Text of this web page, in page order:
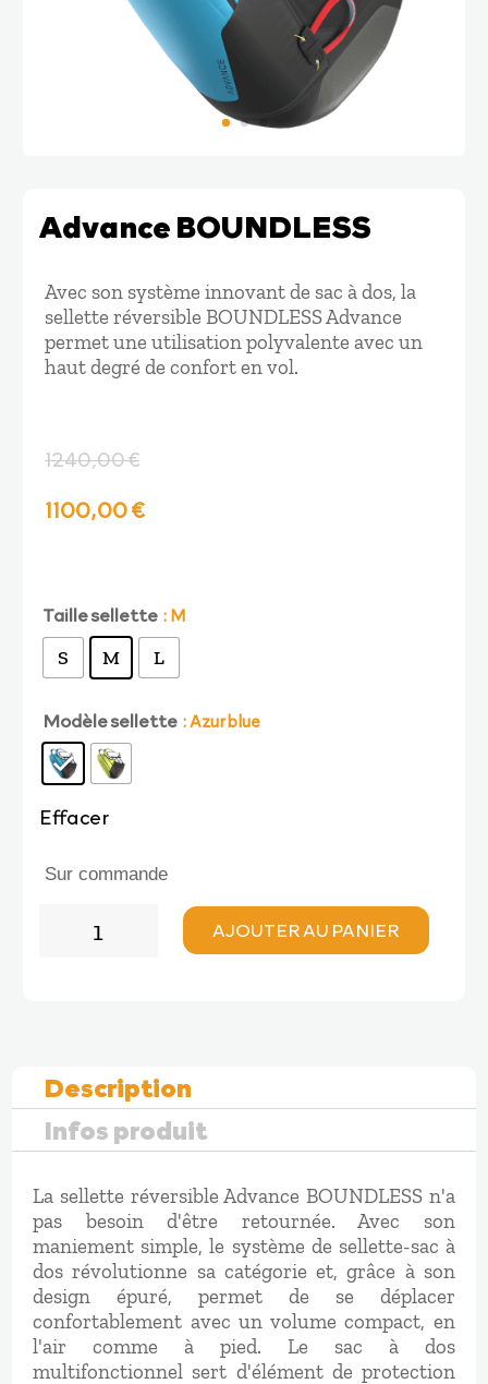
Advance BOUNDLESS
Avec son système innovant de sac à dos, la
sellette réversible BOUNDLESS Advance
permet une utilisation polyvalente avec un
haut degré de confort en vol.
1240,00€
Le
initial
était :
1240,00 €.
1100,00€Le
actuel
est :
1100,00 €.
Taille sellette : M
S M L
Modèle sellette : Azur blue
Effacer
Sur commande
AJOUTER AU PANIER
Description
Infos produit
La sellette réversible Advance BOUNDLESS n'a
pas besoin d'être retournée. Avec son
maniement simple, le système de sellette-sac à
dos révolutionne sa catégorie et, grâce à son
design épuré, permet de se déplacer
confortablement avec un volume compact, en
l'air comme à pied. Le sac à dos
multifonctionnel sert d'élément de protection